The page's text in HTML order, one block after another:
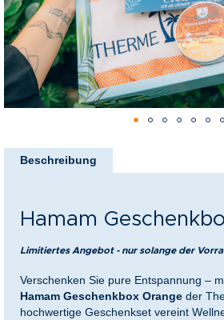
Anfang
Beschreibung
Hamam
Limitiertes Angebot - nur solange der
Verschenken Sie pure Entspannung –
Hamam Geschenkbox Orange der
hochwertige Geschenkset vereint
für Paare
für Familien